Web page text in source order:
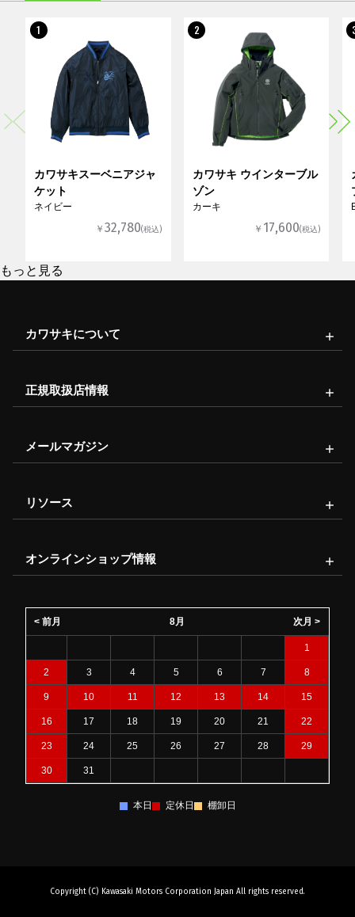
1
カワサキスーベニアジャ
ケット
ネイビー
￥32,780(税込)
2
カワサキ ウインターブル
ゾン
カーキ
￥ 17,600(税込)
もっと見る
カワサキについて
正規取扱店情報
メールマガジン
リソース
オンラインショップ情報
8月
< 前月 次月 >
1
2 3 4 5 6 7 8
9 10 11 12 13 14 15
16 17 18 19 20 21 22
23 24 25 26 27 28 29
30 31
本日 定休日 棚卸日
Copyright (C) Kawasaki Motors Corporation Japan All rights reserved.